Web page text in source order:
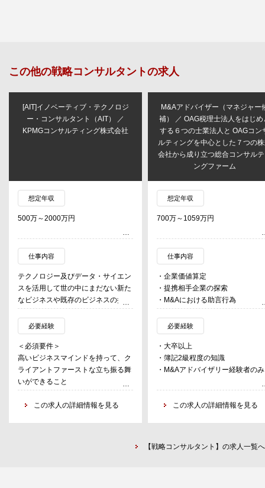
この他の戦略コンサルタントの求人
[AIT]イノベーティブ・テクノロジ
ー・コンサルタント（AIT） ／
KPMGコンサルティング株式会社
想定年収
500万～2000万円
仕事内容
テクノロジー及びデータ・サイエン
スを活用して世の中にまだない新た
なビジネスや既存のビジネスの抜本
的な変革を推進しています。チーム
メンバーの各専門分野で培ってきた
研究開発経験及びビジネス経験と最
新のデジタル技術を融合して、各産
業の根幹に今までにない深い変革を
起こすことをめざしています。
経営課題に対して、
必要経験
＜必須要件＞
高いビジネスマインドを持って、ク
ライアントファーストな立ち振る舞
いができること
下記いずれかのスキルを有するも
この求人の詳細情報を見る
M&Aアドバイザー（マネジャー
補） ／ OAG税理士法人をはじめ
する６つの士業法人と OAGコン
ルティングを中心とした７つの
会社から成り立つ総合コンサル
ングファーム
想定年収
700万～1059万円
仕事内容
・企業価値算定
・提携相手企業の探索
・M&Aにおける助言行為
・契約書作成支援
・クロージング
中小企業のお客様のご相談対応か
案件化、成約に至るまでのすべて
プロセスを行う。
必要経験
・大卒以上
・簿記2級程度の知識
・M&Aアドバイザリー経験者のみ
この求人の詳細情報を見る
【戦略コンサルタント】の求人一覧へ